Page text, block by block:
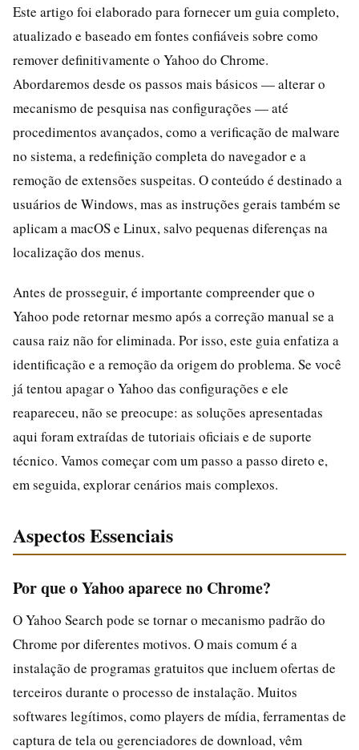
Este artigo foi elaborado para fornecer um guia completo,
atualizado e baseado em fontes confiáveis sobre como
remover definitivamente o Yahoo do Chrome.
Abordaremos desde os passos mais básicos — alterar o
mecanismo de pesquisa nas configurações — até
procedimentos avançados, como a verificação de malware
no sistema, a redefinição completa do navegador e a
remoção de extensões suspeitas. O conteúdo é destinado a
usuários de Windows, mas as instruções gerais também se
aplicam a macOS e Linux, salvo pequenas diferenças na
localização dos menus.
Antes de prosseguir, é importante compreender que o
Yahoo pode retornar mesmo após a correção manual se a
causa raiz não for eliminada. Por isso, este guia enfatiza a
identificação e a remoção da origem do problema. Se você
já tentou apagar o Yahoo das configurações e ele
reapareceu, não se preocupe: as soluções apresentadas
aqui foram extraídas de tutoriais oficiais e de suporte
técnico. Vamos começar com um passo a passo direto e,
em seguida, explorar cenários mais complexos.
Aspectos Essenciais
Por que o Yahoo aparece no Chrome?
O Yahoo Search pode se tornar o mecanismo padrão do
Chrome por diferentes motivos. O mais comum é a
instalação de programas gratuitos que incluem ofertas de
terceiros durante o processo de instalação. Muitos
softwares legítimos, como players de mídia, ferramentas de
captura de tela ou gerenciadores de download, vêm